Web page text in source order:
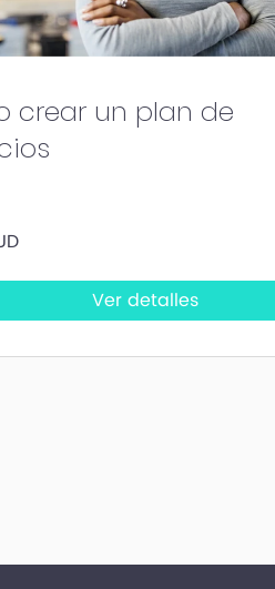
crear un plan de
Ver detalles